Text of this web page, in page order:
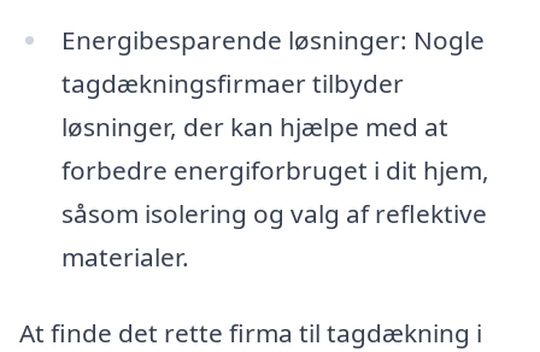
Energibesparende løsninger: Nogle
tagdækningsfirmaer tilbyder
løsninger, der kan hjælpe med at
forbedre energiforbruget i dit hjem,
såsom isolering og valg af reflektive
materialer.
At finde det rette firma til tagdækning i